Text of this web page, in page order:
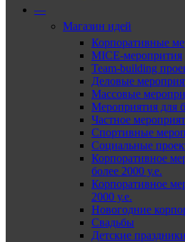
—
Магазин идей
Корпоративные
MICE-меропрития
Team-building
Деловые
Массовые
Мероприятия для
Частное
Спортивные
Социальные
Корпоративное
более 2000 у.е.
Корпоративное
2000 у.е.
Новогодние
Свадьбы
Детские праздники